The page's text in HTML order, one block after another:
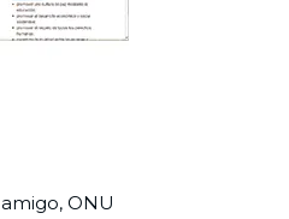
, ONU